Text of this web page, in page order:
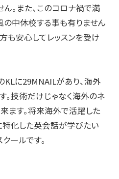
。また、このコロナ禍で満
の中休校する事も有りません
も安心してレッスンを受け
KLに29MNAILがあり、海外
。技術だけじゃなく海外のネ
ます。将来海外で活躍した
特化した英会話が学びたい
ールです。